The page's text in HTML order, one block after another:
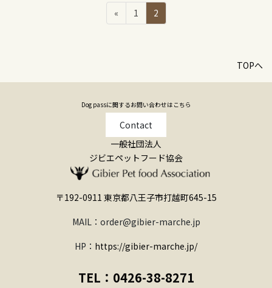
ー
«
固
定
1
固
定
2
TOPへ
Dog passに関するお問い合わせはこちら
Contact
一般社団法人
ジビエペットフード協会
〒192-0911 東京都八王子市打越町645-15
MAIL：order@gibier-marche.jp
HP： https://gibier-marche.jp/
TEL：0426-38-8271